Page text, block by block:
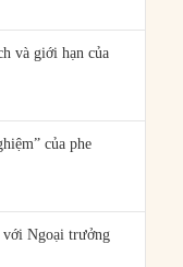
và giới hạn của
của phe
với Ngoại trưởng